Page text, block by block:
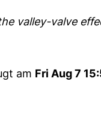
valley-valve
am Fri Aug 7